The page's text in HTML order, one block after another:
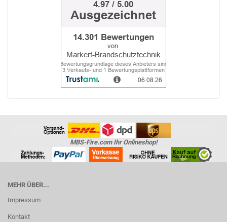
MBS-Fire.com Ihr Onlineshop!
MEHR ÜBER...
Impressum
Kontakt